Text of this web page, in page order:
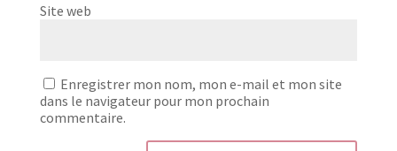
Site web
Enregistrer mon nom, mon e-mail et mon site
dans le navigateur pour mon prochain
commentaire.